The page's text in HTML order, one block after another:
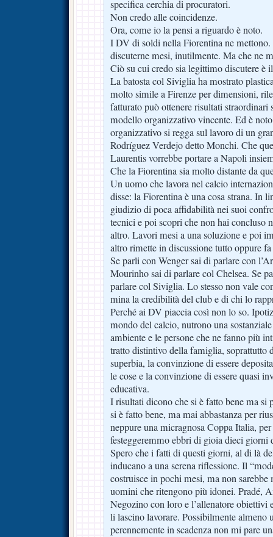
specifica cerchia di procuratori.
Non credo alle coincidenze.
Ora, come io la pensi a riguardo è noto.
I DV di soldi nella Fiorentina ne
discuterne mesi, inutilmente. Ma che ne
Ciò su cui credo sia legittimo discutere è
La batosta col Siviglia ha mostrato
molto simile a Firenze per dimensioni,
fatturato può ottenere risultati straordinari
modello organizzativo vincente. Ed è
organizzativo si regga sul lavoro di un
Rodríguez Verdejo detto Monchi. Che
Laurentis vorrebbe portare a Napoli
Che la Fiorentina sia molto distante da
Un uomo che lavora nel calcio
disse: la Fiorentina è una cosa strana. In
giudizio di poca affidabilità nei suoi
tecnici e poi scopri che non hai concluso
altro. Lavori mesi a una soluzione e poi
altro rimette in discussione tutto oppure
Se parli con Wenger sai di parlare con
Mourinho sai di parlare col Chelsea. Se
parlare col Siviglia. Lo stesso non vale
mina la credibilità del club e di chi lo
Perché ai DV piaccia così non lo so.
mondo del calcio, nutrono una
ambiente e le persone che ne fanno più
tratto distintivo della famiglia, soprattutto
superbia, la convinzione di essere
le cose e la convinzione di essere quasi
educativa.
I risultati dicono che si è fatto bene ma si
si è fatto bene, ma mai abbastanza per
neppure una micragnosa Coppa Italia,
festeggeremmo ebbri di gioia dieci giorni
Spero che i fatti di questi giorni, al di là
inducano a una serena riflessione. Il
costruisce in pochi mesi, ma non
uomini che ritengono più idonei. Pradé,
Negozino con loro e l’allenatore obiettivi
li lascino lavorare. Possibilmente almeno
perennemente in scadenza non mi pare